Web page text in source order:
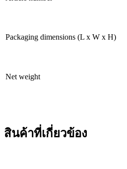
Packaging dimensions (L x W x H)
Net weight
สินค้าที่เกี่ยวข้อง